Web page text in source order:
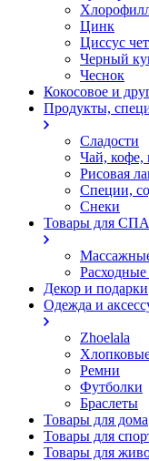
Цинк
Циссус
Черный
Чеснок
Кокосовое и
Продукты,
Сладости
Чай, кофе,
Рисовая
Специи,
Снеки
Товары для СПА
Декор и подарки
Одежда и
Zhoelala
Ремни
Футболки
Браслеты
Товары для дома
Товары для
Товары для